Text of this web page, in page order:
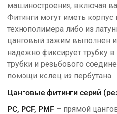
машиностроения, включая
Фитинги могут иметь корпус
технополимера либо из
цанговый зажим выполнен
надежно фиксирует трубку в
трубки и резьбового
помощи колец из пербутана.
Цанговые фитинги серий
PC, PCF, PMF – прямой